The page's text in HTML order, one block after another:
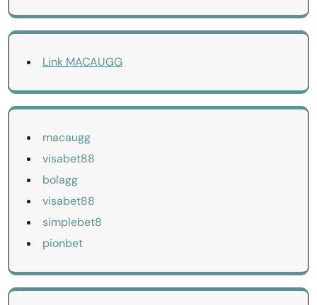
Link MACAUGG
macaugg
visabet88
bolagg
visabet88
simplebet8
pionbet